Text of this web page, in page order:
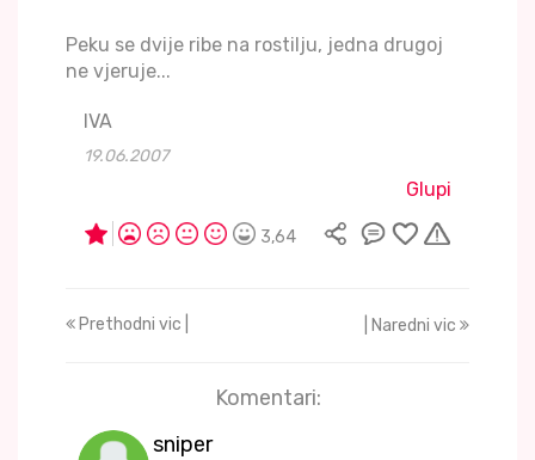
Peku se dvije ribe na rostilju, jedna drugoj
ne vjeruje...
IVA
19.06.2007
Glupi
3,64
Prethodni vic | | Naredni vic
Komentari:
sniper